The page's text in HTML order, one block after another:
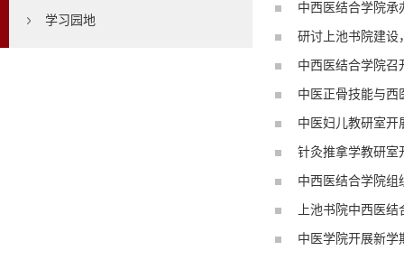
学习园地
中西医结合学院承
研讨上池书院建设
中西医结合学院召
中医正骨技能与西
中医妇儿教研室开
针灸推拿学教研室
中西医结合学院组
上池书院中西医
中医学院开展新学